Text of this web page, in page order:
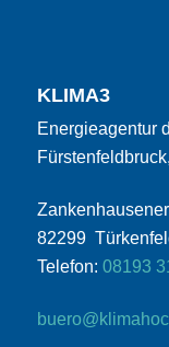
KLIMA3
Energieagentur
82299
Telefon: 08193